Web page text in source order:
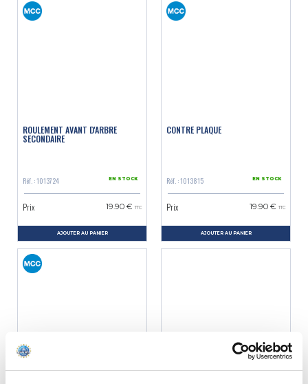
ROULEMENT AVANT D'ARBRE
SECONDAIRE
Réf. : 1013724 EN STOCK
Prix 19.90 € TTC
AJOUTER AU PANIER
CONTRE PLAQUE
Réf. : 1013815 EN STOCK
Prix 19.90 € TTC
AJOUTER AU PANIER